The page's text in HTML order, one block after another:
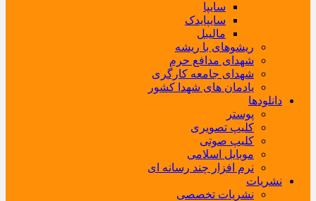
سایپا
سایپایدک
مالیبل
ریشوهای با ریشه
شهدای مدافع حرم
شهدای جامعه کارگری
یادمان های شهدا کشور
دانلودها
پوستر
کلیپ تصویری
کلیپ صوتی
موبایل اسلامی
نرم افزار چند رسانه ای
نشریات
نشریات تخصصی